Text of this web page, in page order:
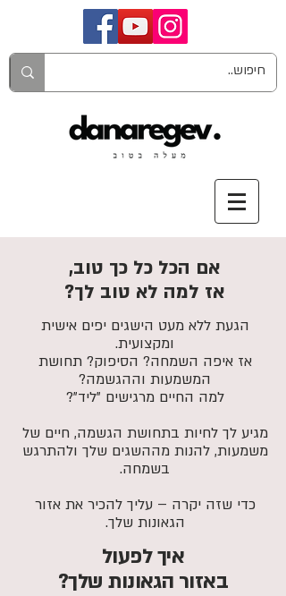
אם הכל כל כך טוב,
אז למה לא טוב לך?
הגעת ללא מעט הישגים יפים אישית
ומקצועית.
אז איפה השמחה? הסיפוק? תחושת
המשמעות וההגשמה?
למה החיים מרגישים "ליד"?
מגיע לך לחיות בתחושת הגשמה, חיים של
משמעות, להנות מההשגים שלך ולהתרגש
בשמחה.
כדי שזה יקרה – עליך להכיר את אזור
הגאונות שלך.
איך לפעול
באזור הגאונות שלך?